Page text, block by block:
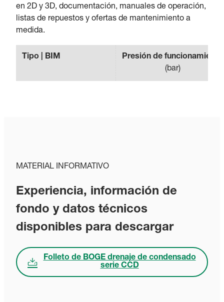
en 2D y 3D, documentación, manuales de operación,
listas de repuestos y ofertas de mantenimiento a
medida.
Tipo | BIM
Presión de funcionamiento
(bar)
MATERIAL INFORMATIVO
Experiencia, información de
fondo y datos técnicos
disponibles para descargar
Folleto de BOGE drenaje de condensado
serie CCD